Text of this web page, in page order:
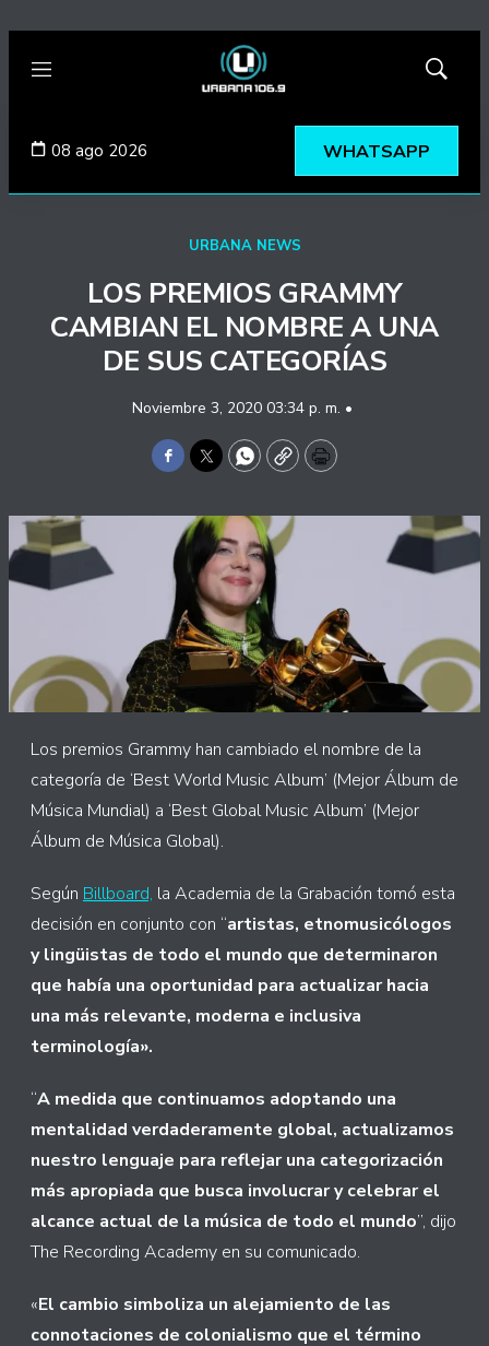
Menú
Mostrar
08 ago 2026 WHATSAPP
URBANA NEWS
LOS PREMIOS GRAMMY
CAMBIAN EL NOMBRE A UNA
DE SUS CATEGORÍAS
Noviembre 3, 2020 03:34 p. m. •
Facebook
TwitterWhatsApp
CopyPrint
Los premios Grammy han cambiado el nombre de la
categoría de ‘Best World Music Album’ (Mejor Álbum de
Música Mundial) a ‘Best Global Music Album’ (Mejor
Álbum de Música Global).
Según Billboard, la Academia de la Grabación tomó esta
decisión en conjunto con “artistas, etnomusicólogos
y lingüistas de todo el mundo que determinaron
que había una oportunidad para actualizar hacia
una más relevante, moderna e inclusiva
terminología».
“A medida que continuamos adoptando una
mentalidad verdaderamente global, actualizamos
nuestro lenguaje para reflejar una categorización
más apropiada que busca involucrar y celebrar el
alcance actual de la música de todo el mundo”, dijo
The Recording Academy en su comunicado.
«El cambio simboliza un alejamiento de las
connotaciones de colonialismo que el término